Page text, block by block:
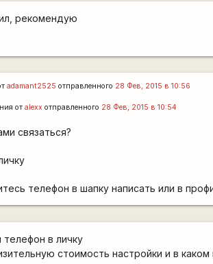
рекомендую
adamant2525 отправленного 28 Фев, 2015 в 10:56
отalexx отправленного 28 Фев, 2015 в 10:54
связаться?
телефон в шапку написать или в
в личку
стоимость настройки и в